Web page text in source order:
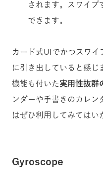
されます。スワイプ
できます。
カード式UIでかつスワイ
に引き出していると感じ
機能も付いた実用性抜群
ンダーや手書きのカレン
はぜひ利用してみてはい
Gyroscope